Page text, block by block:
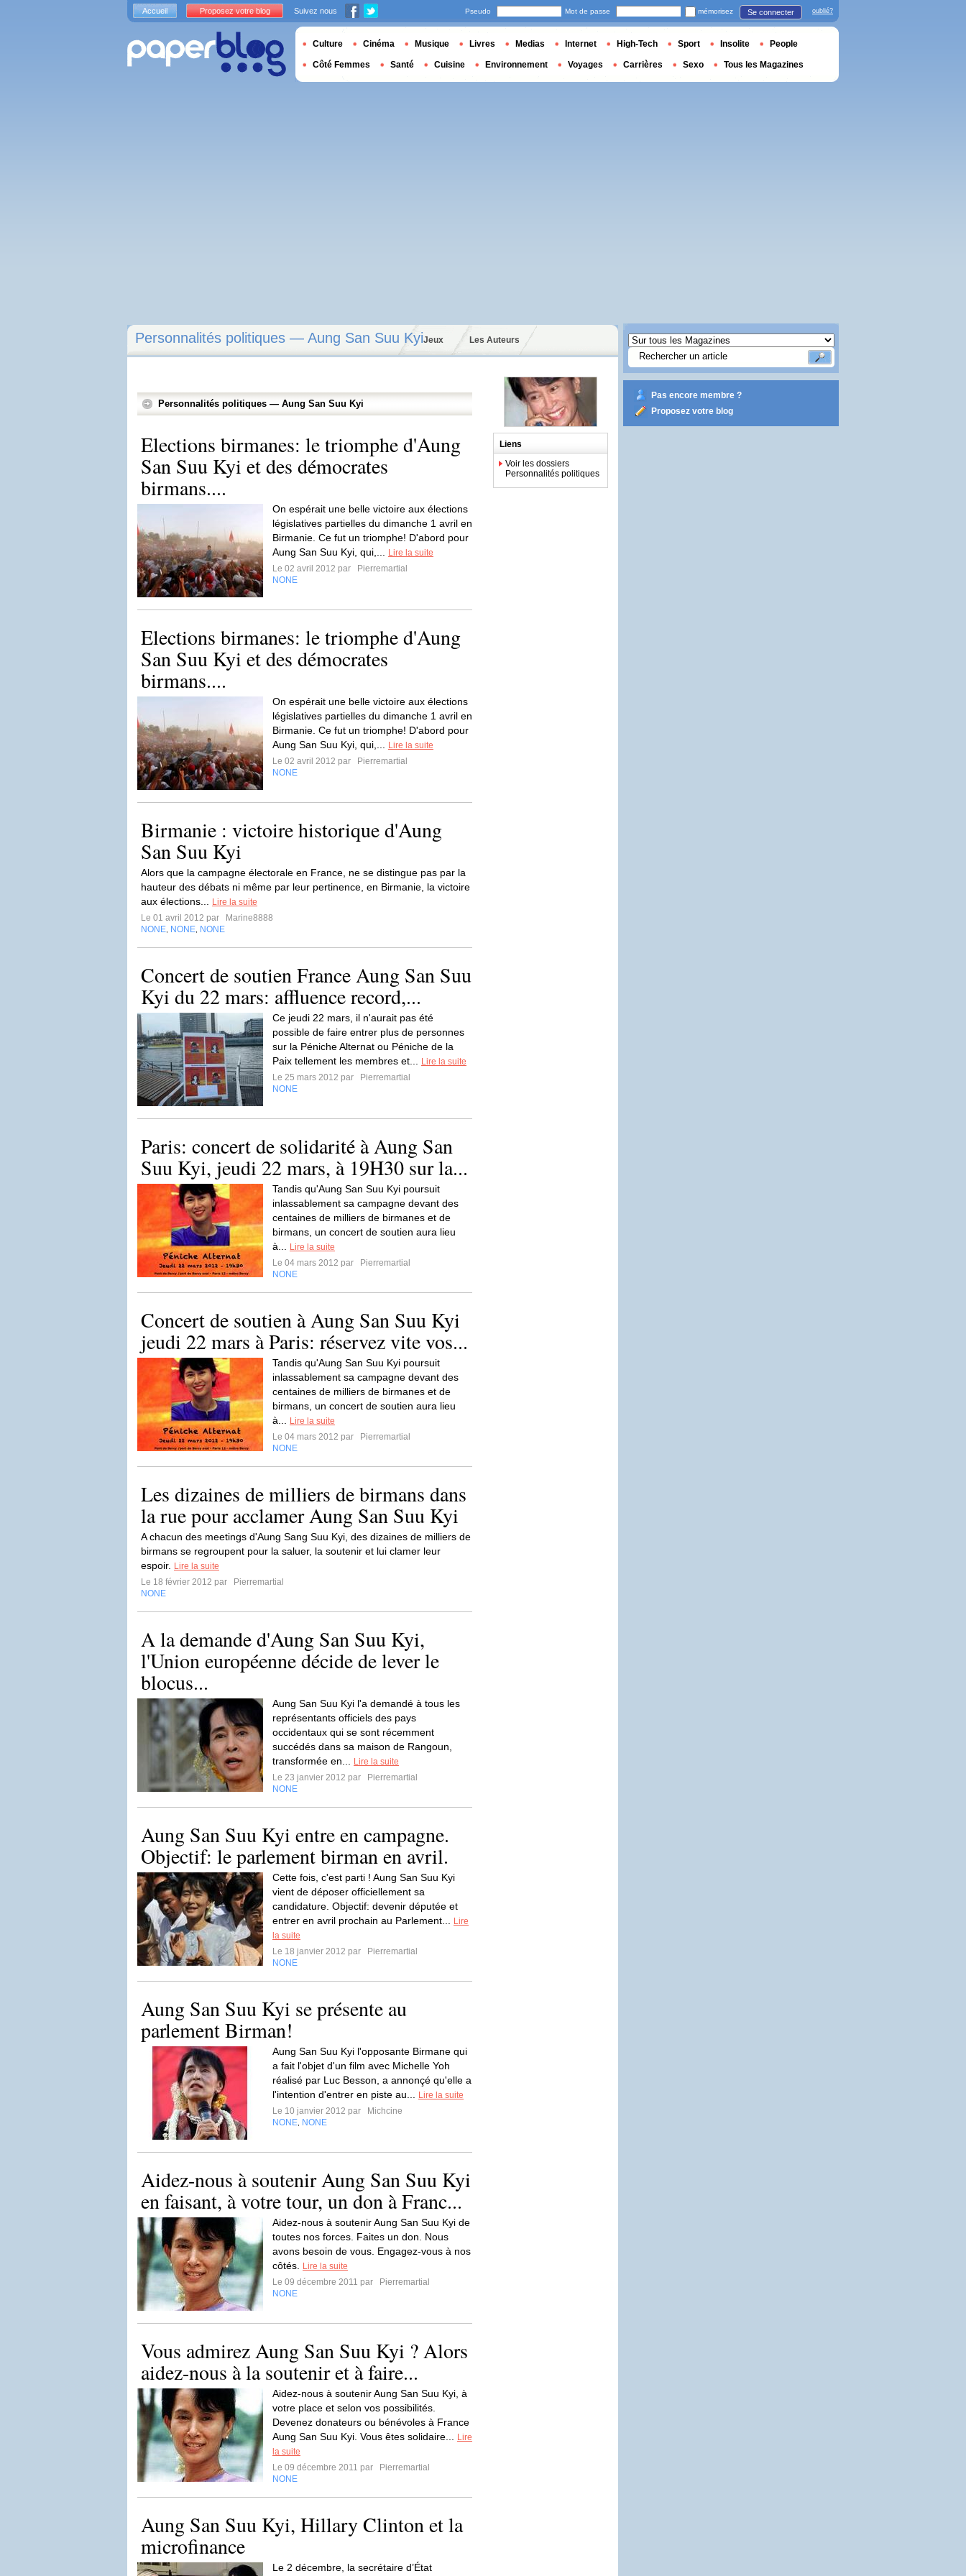
Personnalités politiques — Aung San Suu KyiJeux Les Auteurs
Personnalités politiques — Aung San Suu Kyi
Elections birmanes: le triomphe d'Aung
San Suu Kyi et des démocrates
birmans....
On espérait une belle victoire aux élections
législatives partielles du dimanche 1 avril en
Birmanie. Ce fut un triomphe! D'abord pour
Aung San Suu Kyi, qui,...
Lire la suite
Le 02 avril 2012 par
Pierremartial
NONE
Elections birmanes: le triomphe d'Aung
San Suu Kyi et des démocrates
birmans....
On espérait une belle victoire aux élections
législatives partielles du dimanche 1 avril en
Birmanie. Ce fut un triomphe! D'abord pour
Aung San Suu Kyi, qui,...
Lire la suite
Le 02 avril 2012 par
Pierremartial
NONE
Birmanie : victoire historique d'Aung
San Suu Kyi
Alors que la campagne électorale en France, ne se distingue pas par la
hauteur des débats ni même par leur pertinence, en Birmanie, la victoire
aux élections...
Lire la suite
Le 01 avril 2012 par
Marine8888
NONE NONE NONE
Concert de soutien France Aung San Suu
Kyi du 22 mars: affluence record,...
Ce jeudi 22 mars, il n'aurait pas été
possible de faire entrer plus de personnes
sur la Péniche Alternat ou Péniche de la
Paix tellement les membres et...
Lire la suite
Le 25 mars 2012 par
Pierremartial
NONE
Paris: concert de solidarité à Aung San
Suu Kyi, jeudi 22 mars, à 19H30 sur la...
Tandis qu'Aung San Suu Kyi poursuit
inlassablement sa campagne devant des
centaines de milliers de birmanes et de
birmans, un concert de soutien aura lieu
à...
Lire la suite
Le 04 mars 2012 par
Pierremartial
NONE
Concert de soutien à Aung San Suu Kyi
jeudi 22 mars à Paris: réservez vite vos...
Tandis qu'Aung San Suu Kyi poursuit
inlassablement sa campagne devant des
centaines de milliers de birmanes et de
birmans, un concert de soutien aura lieu
à...
Lire la suite
Le 04 mars 2012 par
Pierremartial
NONE
Les dizaines de milliers de birmans dans
la rue pour acclamer Aung San Suu Kyi
A chacun des meetings d'Aung Sang Suu Kyi, des dizaines de milliers de
birmans se regroupent pour la saluer, la soutenir et lui clamer leur
espoir.
Lire la suite
Le 18 février 2012 par
Pierremartial
NONE
A la demande d'Aung San Suu Kyi,
l'Union européenne décide de lever le
blocus...
Aung San Suu Kyi l'a demandé à tous les
représentants officiels des pays
occidentaux qui se sont récemment
succédés dans sa maison de Rangoun,
transformée en...
Lire la suite
Le 23 janvier 2012 par
Pierremartial
NONE
Aung San Suu Kyi entre en campagne.
Objectif: le parlement birman en avril.
Cette fois, c'est parti ! Aung San Suu Kyi
vient de déposer officiellement sa
candidature. Objectif: devenir députée et
entrer en avril prochain au Parlement...
Lire
la suite
Le 18 janvier 2012 par
Pierremartial
NONE
Aung San Suu Kyi se présente au
parlement Birman!
Aung San Suu Kyi l'opposante Birmane qui
a fait l'objet d'un film avec Michelle Yoh
réalisé par Luc Besson, a annonçé qu'elle a
l'intention d'entrer en piste au...
Lire la suite
Le 10 janvier 2012 par
Michcine
NONE NONE
Aidez-nous à soutenir Aung San Suu Kyi
en faisant, à votre tour, un don à Franc...
Aidez-nous à soutenir Aung San Suu Kyi de
toutes nos forces. Faites un don. Nous
avons besoin de vous. Engagez-vous à nos
côtés.
Lire la suite
Le 09 décembre 2011 par
Pierremartial
NONE
Vous admirez Aung San Suu Kyi ? Alors
aidez-nous à la soutenir et à faire...
Aidez-nous à soutenir Aung San Suu Kyi, à
votre place et selon vos possibilités.
Devenez donateurs ou bénévoles à France
Aung San Suu Kyi. Vous êtes solidaire...
Lire
la suite
Le 09 décembre 2011 par
Pierremartial
NONE
Aung San Suu Kyi, Hillary Clinton et la
microfinance
Le 2 décembre, la secrétaire d’État
Liens
Voir les dossiers
Personnalités politiques
Pas encore membre ?
Proposez votre blog
Accueil Proposez votre blog Suivez nous Pseudo Mot de passe mémorisez Se connecter oublié?
Culture Cinéma Musique Livres Medias Internet High-Tech Sport Insolite People
Côté Femmes Santé Cuisine Environnement Voyages Carrières Sexo Tous les Magazines